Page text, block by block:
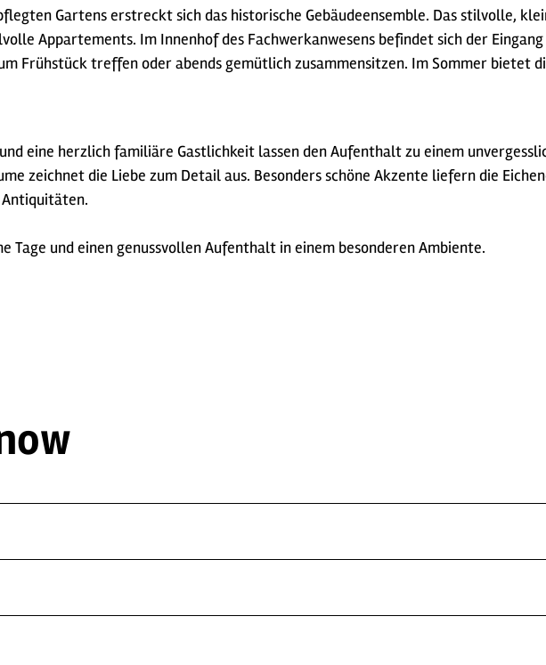
Gartens erstreckt sich das historische Gebäudeensemble. Das stilvolle,
Appartements. Im Innenhof des Fachwerkanwesens befindet sich der
Frühstück treffen oder abends gemütlich zusammensitzen. Im Sommer bietet
eine herzlich familiäre Gastlichkeit lassen den Aufenthalt zu einem
zeichnet die Liebe zum Detail aus. Besonders schöne Akzente liefern die
Tage und einen genussvollen Aufenthalt in einem besonderen Ambiente.